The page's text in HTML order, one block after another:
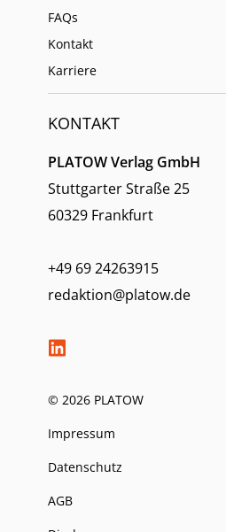
FAQs
Kontakt
Karriere
KONTAKT
PLATOW Verlag GmbH
Stuttgarter Straße 25
60329 Frankfurt
+49 69 24263915
redaktion@platow.de
© 2026 PLATOW
Impressum
Datenschutz
AGB